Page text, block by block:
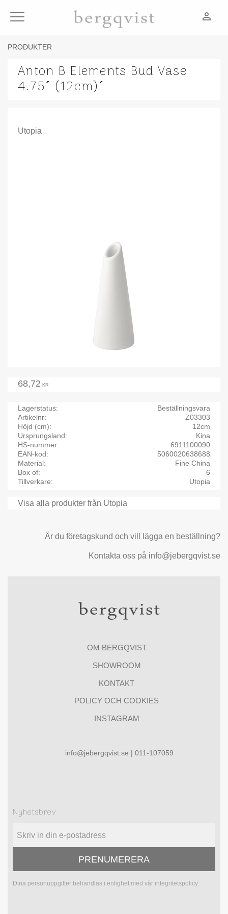
Meny person_outline
PRODUKTER
Anton B Elements Bud Vase
4.75´ (12cm)´
Utopia
68,72 KR
Lagerstatus
Beställningsvara
Artikelnr
Z03303
Höjd (cm)
12cm
Ursprungsland
Kina
HS-nummer
6911100090
EAN-kod
5060020638688
Material
Fine China
Box of
6
Tillverkare
Utopia
Visa alla produkter från Utopia
Är du företagskund och vill lägga en beställning?
Kontakta oss på info@jebergqvist.se
OM BERGQVIST
SHOWROOM
KONTAKT
POLICY OCH COOKIES
INSTAGRAM
info@jebergqvist.se | 011-107059
Nyhetsbrev
PRENUMERERA
Dina personuppgifter behandlas i enlighet med vår integritetspolicy.